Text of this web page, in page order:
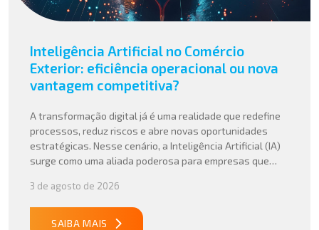
Inteligência Artificial no Comércio
Exterior: eficiência operacional ou nova
vantagem competitiva?
A transformação digital já é uma realidade que redefine
processos, reduz riscos e abre novas oportunidades
estratégicas. Nesse cenário, a Inteligência Artificial (IA)
surge como uma aliada poderosa para empresas que
suas operações internacionais. Mais do que automatizar
tarefas, a IA vem sendo aplicada para interpretar dados
complexos, […]
3 de agosto de 2026
SAIBA MAIS